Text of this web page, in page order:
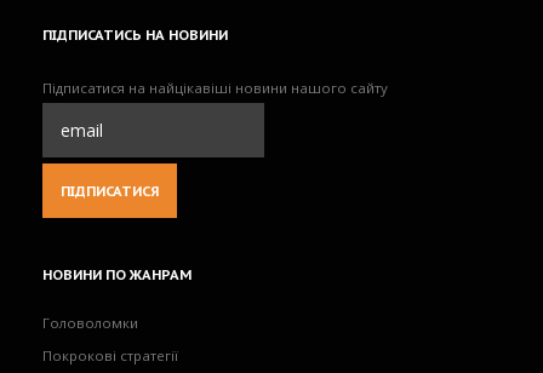
ПІДПИСАТИСЬ НА НОВИНИ
Підписатися на найцікавіші новини нашого сайту
НОВИНИ ПО ЖАНРАМ
Головоломки
Покрокові стратегії